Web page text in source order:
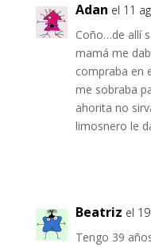
Adan el 11
Coño…de allí
mamá me
compraba en
me sobraba
ahorita no
limosnero le
Beatriz el
Tengo 39